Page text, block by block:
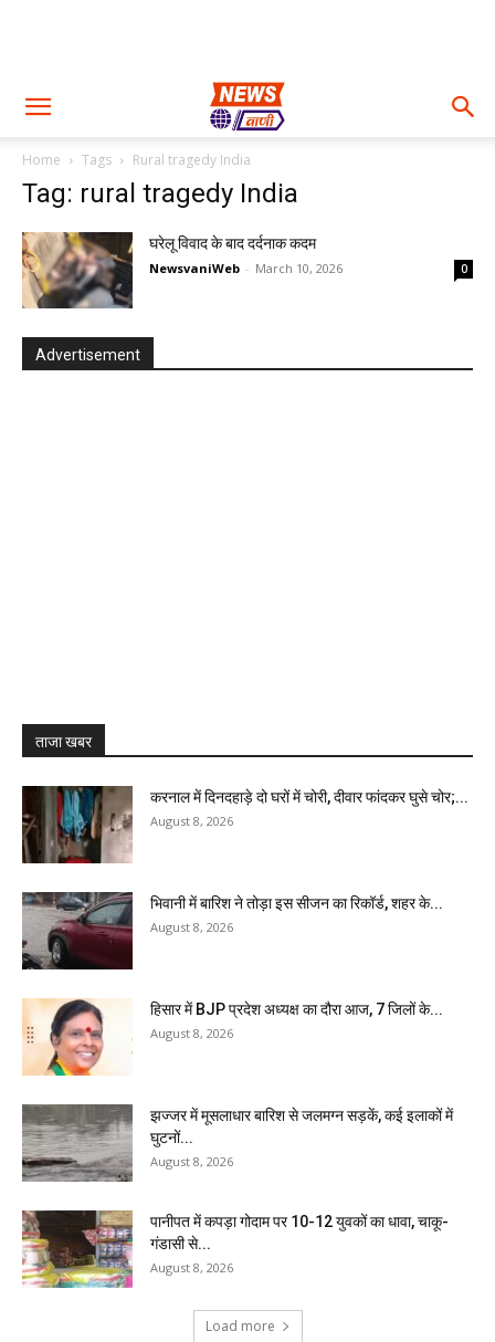
Home Tags Rural tragedy India
Tag: rural tragedy India
घरेलू विवाद के बाद दर्दनाक कदम
NewsvaniWeb - March 10, 2026 0
Advertisement
ताजा खबर
करनाल में दिनदहाड़े दो घरों में चोरी, दीवार फांदकर घुसे चोर;...
August 8, 2026
भिवानी में बारिश ने तोड़ा इस सीजन का रिकॉर्ड, शहर के...
August 8, 2026
हिसार में BJP प्रदेश अध्यक्ष का दौरा आज, 7 जिलों के...
August 8, 2026
झज्जर में मूसलाधार बारिश से जलमग्न सड़कें, कई इलाकों में
घुटनों...
August 8, 2026
पानीपत में कपड़ा गोदाम पर 10-12 युवकों का धावा, चाकू-
गंडासी से...
August 8, 2026
Load more